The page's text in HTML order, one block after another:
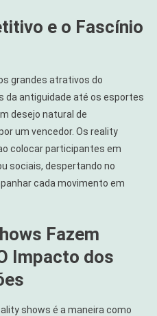
e o Fascínio
grandes atrativos do
da antiguidade até os esportes
desejo natural de
um vencedor. Os reality
colocar participantes em
sociais, despertando no
cada movimento em
Fazem
Impacto dos
shows é a maneira como